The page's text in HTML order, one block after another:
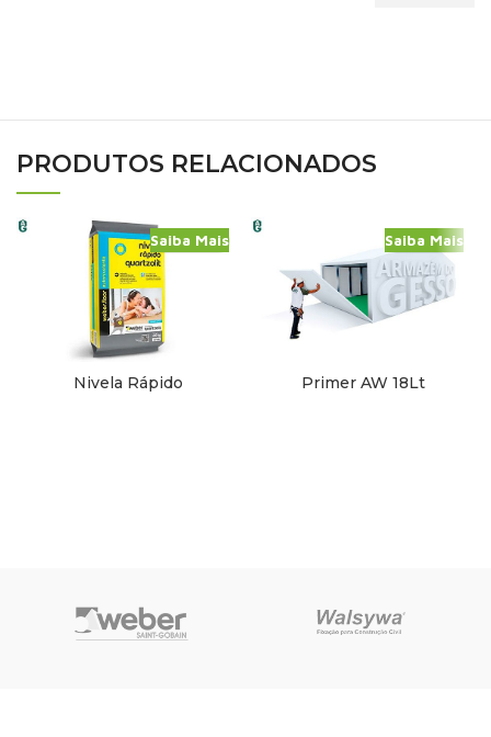
PRODUTOS RELACIONADOS
Nivela Rápido
Saiba Mais
Primer AW 18Lt
Saiba Mais